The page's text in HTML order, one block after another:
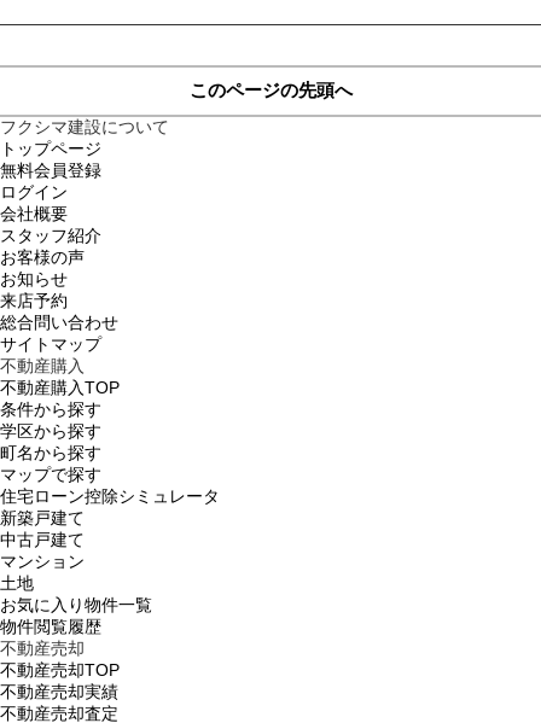
このページの先頭へ
フクシマ建設について
トップページ
無料会員登録
ログイン
会社概要
スタッフ紹介
お客様の声
お知らせ
来店予約
総合問い合わせ
サイトマップ
不動産購入
不動産購入TOP
条件から探す
学区から探す
町名から探す
マップで探す
住宅ローン控除シミュレータ
新築戸建て
中古戸建て
マンション
土地
お気に入り物件一覧
物件閲覧履歴
不動産売却
不動産売却TOP
不動産売却実績
不動産売却査定